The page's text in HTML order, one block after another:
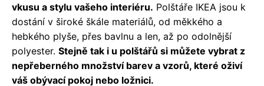
vkusu a stylu vašeho interiéru. Polštáře IKEA jsou k
dostání v široké škále materiálů, od měkkého a
hebkého plyše, přes bavlnu a len, až po odolnější
polyester. Stejně tak i u polštářů si můžete vybrat z
nepřeberného množství barev a vzorů, které oživí
váš obývací pokoj nebo ložnici.